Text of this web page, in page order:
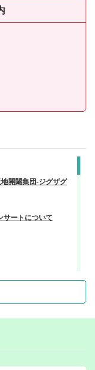
開闢集団-ジグザグ
サートについて